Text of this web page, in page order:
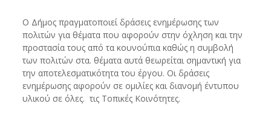
O Δήμος πραγματοποιεί δράσεις ενημέρωσης των
πολιτών για θέματα που αφορούν στην όχληση και την
προστασία τους από τα κουνούπια καθώς η συμβολή
των πολιτών στα. θέματα αυτά θεωρείται σημαντική για
την αποτελεσματικότητα του έργου. Οι δράσεις
ενημέρωσης αφορούν σε ομιλίες και διανομή έντυπου
υλικού σε όλες. τις Τοπικές Κοινότητες.